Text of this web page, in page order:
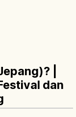
|
dan